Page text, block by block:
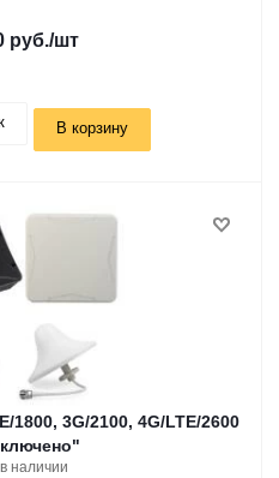
руб./шт
В корзину
1800, 3G/2100, 4G/LTE/2600
наличии